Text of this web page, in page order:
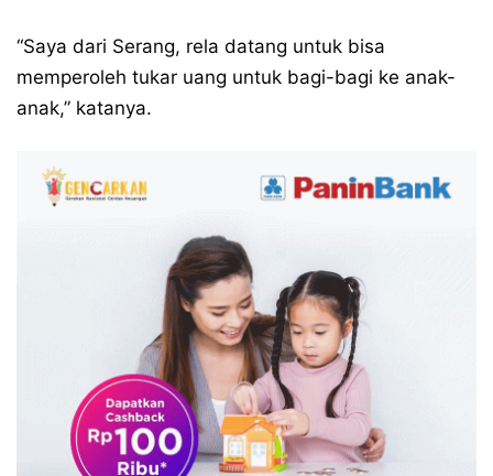
“Saya dari Serang, rela datang untuk bisa
memperoleh tukar uang untuk bagi-bagi ke anak-
anak,” katanya.